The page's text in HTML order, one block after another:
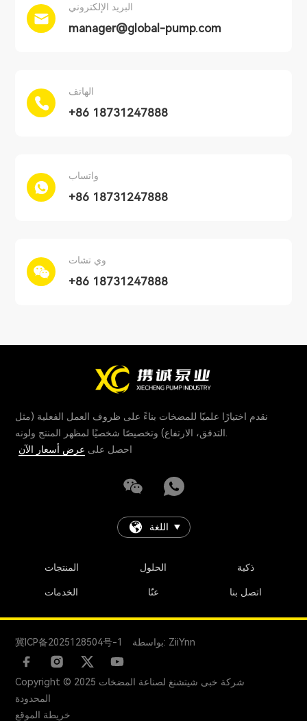
البريد الإلكتروني
manager@global-pump.com
الهاتف
+86 18731247888
واتساب
+86 18731247888
وي تشات
+86 18731247888
نقدم اختيارًا علميًا للمضخات بناءً على ظروف العمل الفعلية (مثل
احصل على عرض أسعار الآن
اللغة
المنتجات الحلول ذكية
الخدمات عنّا اتصل بنا
冀ICP备2025128504号-1 بواسطة: ZiiYnn
Copyright © 2025 شركة خبى شيتشنغ لصناعة المضخات
المحدودة
خريطة الموقع